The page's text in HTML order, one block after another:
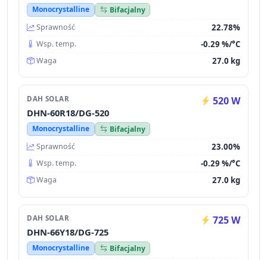
Monocrystalline
Bifacjalny
Sprawność
22.78%
Wsp. temp. -0.29 %/°C
Waga 27.0 kg
DAH SOLAR 520 W
DHN-60R18/DG-520
Monocrystalline
Bifacjalny
Sprawność
23.00%
Wsp. temp. -0.29 %/°C
Waga 27.0 kg
DAH SOLAR 725 W
DHN-66Y18/DG-725
Monocrystalline
Bifacjalny